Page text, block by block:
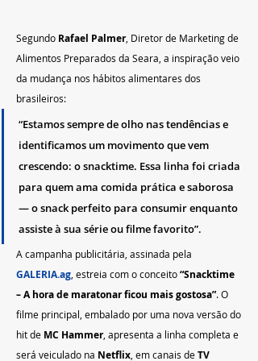
Segundo Rafael Palmer, Diretor de Marketing de
Alimentos Preparados da Seara, a inspiração veio
da mudança nos hábitos alimentares dos
brasileiros:
“Estamos sempre de olho nas tendências e
identificamos um movimento que vem
crescendo: o snacktime. Essa linha foi criada
para quem ama comida prática e saborosa
— o snack perfeito para consumir enquanto
assiste à sua série ou filme favorito”.
A campanha publicitária, assinada pela
GALERIA.ag , estreia com o conceito “Snacktime
– A hora de maratonar ficou mais gostosa”. O
filme principal, embalado por uma nova versão do
hit de MC Hammer, apresenta a linha completa e
será veiculado na Netflix , em canais de TV